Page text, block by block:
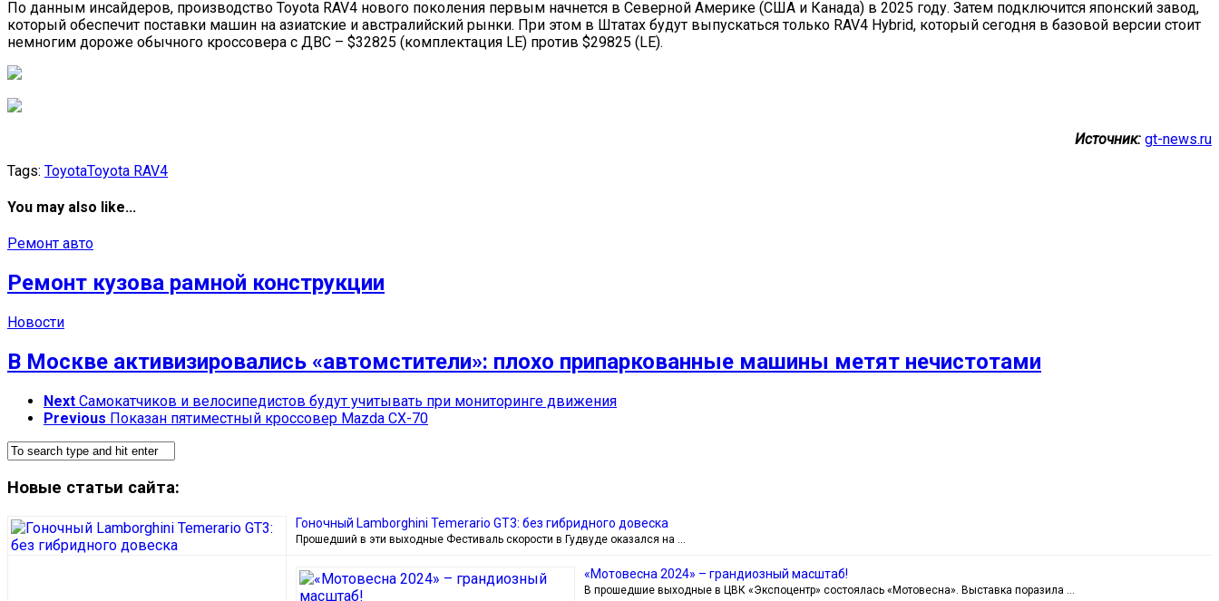
По данным инсайдеров, производство Toyota RAV4 нового поколения первым начнется в Северной Америке (США и Канада) в 2025 году. Затем подключится японский завод,
который обеспечит поставки машин на азиатские и австралийский рынки. При этом в Штатах будут выпускаться только RAV4 Hybrid, который сегодня в базовой версии стоит
немногим дороже обычного кроссовера с ДВС – $32825 (комплектация LE) против $29825 (LE).
Источник: gt-news.ru
Tags: ToyotaToyota RAV4
You may also like...
Ремонт авто
Ремонт кузова рамной конструкции
Новости
В Москве активизировались «автомстители»: плохо припаркованные машины метят нечистотами
Next Самокатчиков и велосипедистов будут учитывать при мониторинге движения
Previous Показан пятиместный кроссовер Mazda CX-70
Новые статьи сайта:
Гоночный Lamborghini Temerario GT3: без гибридного довеска
Прошедший в эти выходные Фестиваль скорости в Гудвуде оказался на …
«Мотовесна 2024» – грандиозный масштаб!
В прошедшие выходные в ЦВК «Экспоцентр» состоялась «Мотовесна». Выставка поразила …